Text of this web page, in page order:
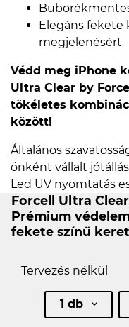
Elegáns
megjelenésért
Védd meg iPhone
Ultra Clear by
tökéletes
között!
Általános
önként vállalt
Led UV nyomtatás
Forcell Ultra
Prémium
fekete színű
Tervezés nélkül
1 db